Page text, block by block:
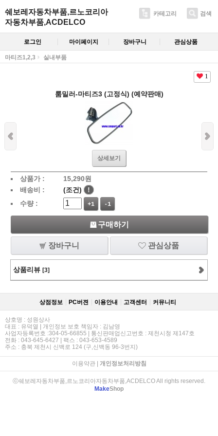
쉐보레자동차부품,르노코리아
자동차부품,ACDELCO
카테고리 검색
로그인 마이페이지 장바구니 관심상품
마티즈1,2,3 실내부품
1
룸밀러-마티즈3 (고정식) (예약판매)
상세보기
상품가 : 15,290원
배송비 :
(조건)
!
수량 :
+1 -1
구매하기
장바구니 관심상품
상품리뷰 [3]
상점정보 PC버젼 이용안내 고객센터 커뮤니티
상호명 : 성원상사
대표 : 유덕열 | 개인정보 보호 책임자 : 김남영
사업자등록번호 :304-05-66855 | 통신판매업신고번호 : 제천시청 제147호
전화 : 043-645-6427 | 팩스 : 043-653-4589
주소 : 충북 제천시 신백로 124 (구,신백동 96-3번지)
이용약관| 개인정보처리방침
ⓒ쉐보레자동차부품,르노코리아자동차부품,ACDELCO All rights reserved.
MakeShop